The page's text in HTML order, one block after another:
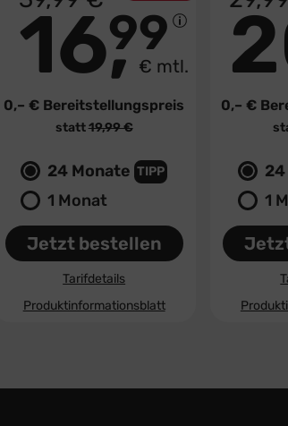
1699
€ mtl.
0,– € Bereitstellungspreis
statt19,99 €
24 Monate TIPP
1 Monat
Jetzt bestellen
Tarifdetails
Produktinformationsblatt
0,– €
1